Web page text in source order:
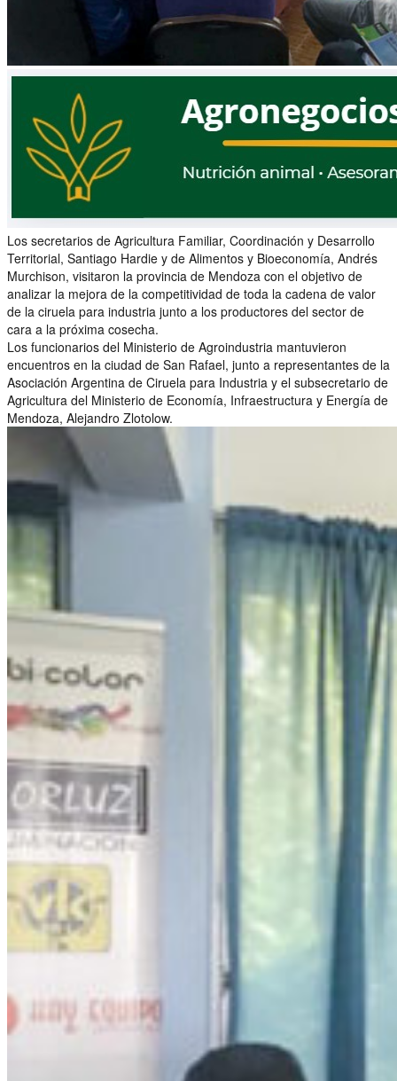
Los secretarios de Agricultura Familiar, Coordinación y Desarrollo
Territorial, Santiago Hardie y de Alimentos y Bioeconomía, Andrés
Murchison, visitaron la provincia de Mendoza con el objetivo de
analizar la mejora de la competitividad de toda la cadena de valor
de la ciruela para industria junto a los productores del sector de
cara a la próxima cosecha.
Los funcionarios del Ministerio de Agroindustria mantuvieron
encuentros en la ciudad de San Rafael, junto a representantes de la
Asociación Argentina de Ciruela para Industria y el subsecretario de
Agricultura del Ministerio de Economía, Infraestructura y Energía de
Mendoza, Alejandro Zlotolow.